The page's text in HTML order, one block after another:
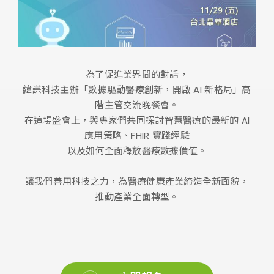
為了促進業界間的對話，
緯謙科技主辦「數據驅動醫療創新，開啟 AI 新格局」高
階主管交流晚餐會。
在這場盛會上，與專家們共同探討智慧醫療的最新的 AI
應用策略、FHIR 實踐經驗
以及如何全面釋放醫療數據價值。
讓我們善用科技之力，為醫療健康產業締造全新面貌，
推動產業全面轉型。